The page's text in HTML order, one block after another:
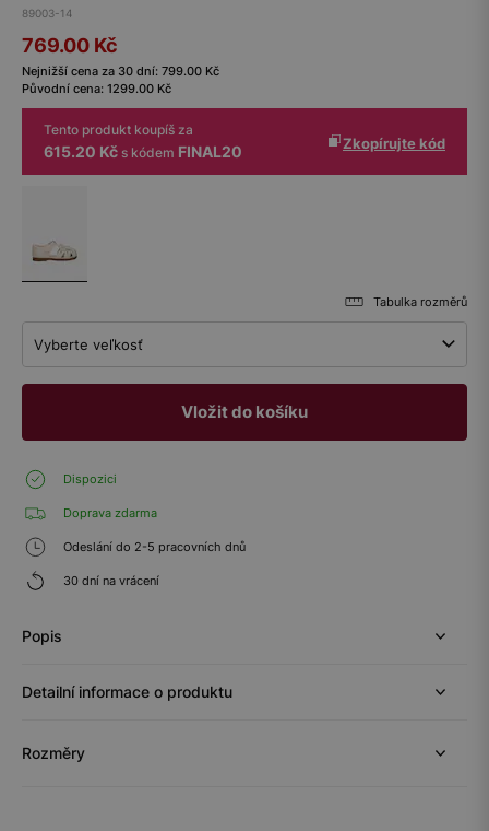
89003-14
769.00 Kč
Nejnižší cena za 30 dní: 799.00 Kč
Původní cena: 1299.00 Kč
Tento produkt koupíš za
615.20 Kč s kódem FINAL20 Zkopírujte kód
Tabulka rozměrů
Vyberte veľkosť
Vložit do košíku
Dispozici
Doprava zdarma
Odeslání do 2-5 pracovních dnů
30 dní na vrácení
Popis
Detailní informace o produktu
Rozměry